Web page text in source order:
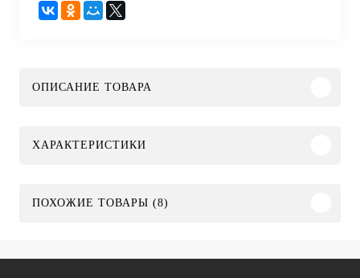
ОПИСАНИЕ ТОВАРА
ХАРАКТЕРИСТИКИ
ПОХОЖИЕ ТОВАРЫ (8)